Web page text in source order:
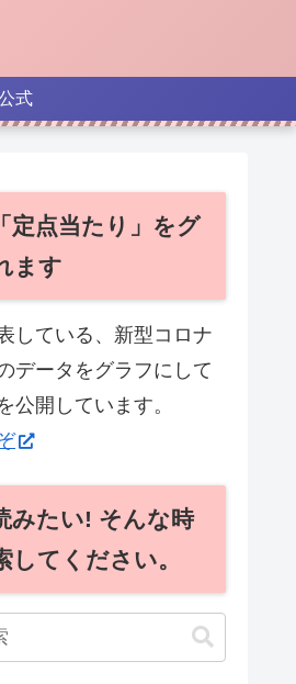
式
定点当たり」をグ
ます
している、新型コロナ
データをグラフにして
公開しています。
みたい! そんな時
してください。